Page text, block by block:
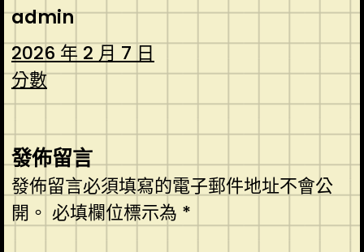
admin
2026 年 2 月 7 日
分數
發佈留言
發佈留言必須填寫的電子郵件地址不會公
開。 必填欄位標示為 *